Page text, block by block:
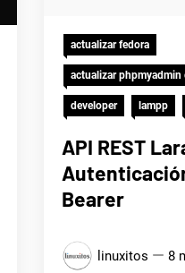
actualizar fedora
actualizar phpmyadmin
developer lampp
API REST
Bearer
linuxitos 8